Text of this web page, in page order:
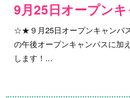
9月25日オープン
☆★９月25日オープンキャンパ
の午後オープンキャンパスに加
します！...